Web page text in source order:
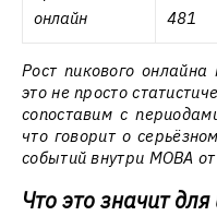
онлайн
481
Рост пикового
это не просто
сопоставим с
что говорит о
событий внутри MOBA
Что это значит